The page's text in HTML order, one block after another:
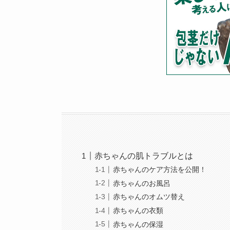
赤ちゃんの肌トラブルとは
赤ちゃんのケア方法を公開！
赤ちゃんのお風呂
赤ちゃんのオムツ替え
赤ちゃんの衣類
赤ちゃんの保湿